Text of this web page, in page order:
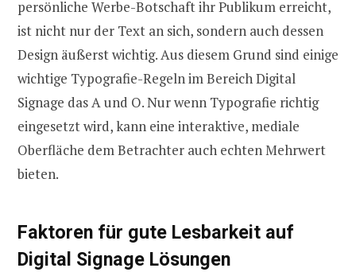
persönliche Werbe-Botschaft ihr Publikum erreicht,
ist nicht nur der Text an sich, sondern auch dessen
Design äußerst wichtig. Aus diesem Grund sind einige
wichtige Typografie-Regeln im Bereich Digital
Signage das A und O. Nur wenn Typografie richtig
eingesetzt wird, kann eine interaktive, mediale
Oberfläche dem Betrachter auch echten Mehrwert
bieten.
Faktoren für gute Lesbarkeit auf
Digital Signage Lösungen